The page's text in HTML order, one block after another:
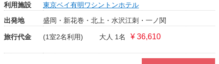
利用施設
東京ベイ有明ワシントンホテル
出発地
盛岡・新花巻・北上・水沢江刺・一ノ関
旅行代金 (1室2名利用) 大人 1名 ¥ 36,610